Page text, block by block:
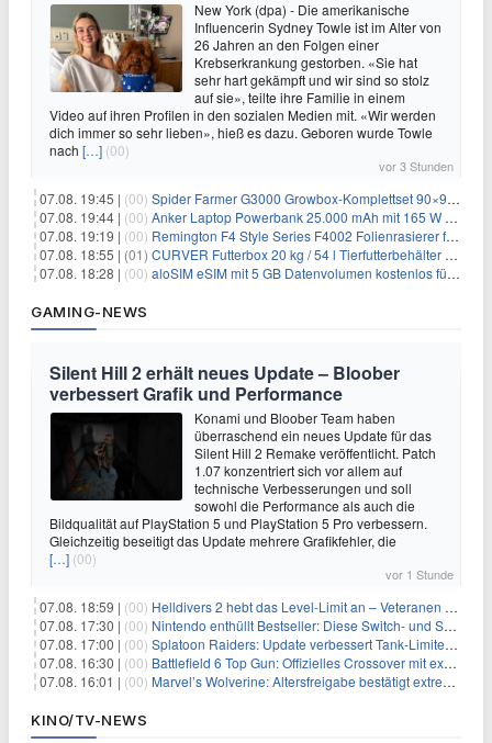
New York (dpa) - Die amerikanische
Influencerin Sydney Towle ist im Alter von
26 Jahren an den Folgen einer
Krebserkrankung gestorben. «Sie hat
sehr hart gekämpft und wir sind so stolz
auf sie», teilte ihre Familie in einem
Video auf ihren Profilen in den sozialen Medien mit. «Wir werden
dich immer so sehr lieben», hieß es dazu. Geboren wurde Towle
nach […] (00)
vor 3 Stunden
07.08. 19:45 | (00) Spider Farmer G3000 Growbox-Komplettset 90×90×180 cm für 379,99€
07.08. 19:44 | (00) Anker Laptop Powerbank 25.000 mAh mit 165 W refurbished für 58,39€
07.08. 19:19 | (00) Remington F4 Style Series F4002 Folienrasierer für 18,99€
07.08. 18:55 | (01) CURVER Futterbox 20 kg / 54 l Tierfutterbehälter mit Rollen für 19,99€
07.08. 18:28 | (00) aloSIM eSIM mit 5 GB Datenvolumen kostenlos für Windscribe-Pro-Nutzer
GAMING-NEWS
Silent Hill 2 erhält neues Update – Bloober
verbessert Grafik und Performance
Konami und Bloober Team haben
überraschend ein neues Update für das
Silent Hill 2 Remake veröffentlicht. Patch
1.07 konzentriert sich vor allem auf
technische Verbesserungen und soll
sowohl die Performance als auch die
Bildqualität auf PlayStation 5 und PlayStation 5 Pro verbessern.
Gleichzeitig beseitigt das Update mehrere Grafikfehler, die
[…] (00)
vor 1 Stunde
07.08. 18:59 | (00) Helldivers 2 hebt das Level-Limit an – Veteranen können endlich weiter aufsteigen
07.08. 17:30 | (00) Nintendo enthüllt Bestseller: Diese Switch- und Switch-2-Spiele verkaufen sich am besten
07.08. 17:00 | (00) Splatoon Raiders: Update verbessert Tank-Limiter und behebt Bugs
07.08. 16:30 | (00) Battlefield 6 Top Gun: Offizielles Crossover mit exklusiven Inhalten angekündigt
07.08. 16:01 | (00) Marvel’s Wolverine: Altersfreigabe bestätigt extreme Gewalt und düstere Szenen
KINO/TV-NEWS